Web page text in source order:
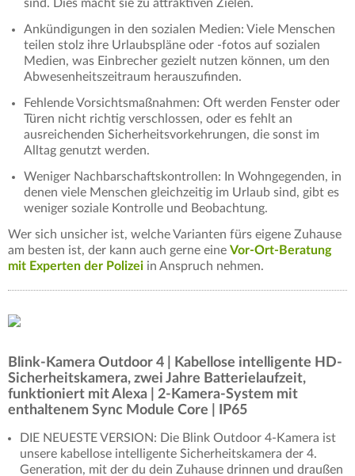
sind. Dies macht sie zu attraktiven Zielen.
Ankündigungen in den sozialen Medien: Viele Menschen
teilen stolz ihre Urlaubspläne oder -fotos auf sozialen
Medien, was Einbrecher gezielt nutzen können, um den
Abwesenheitszeitraum herauszufinden.
Fehlende Vorsichtsmaßnahmen: Oft werden Fenster oder
Türen nicht richtig verschlossen, oder es fehlt an
ausreichenden Sicherheitsvorkehrungen, die sonst im
Alltag genutzt werden.
Weniger Nachbarschaftskontrollen: In Wohngegenden, in
denen viele Menschen gleichzeitig im Urlaub sind, gibt es
weniger soziale Kontrolle und Beobachtung.
Wer sich unsicher ist, welche Varianten fürs eigene Zuhause
am besten ist, der kann auch gerne eine Vor-Ort-Beratung
mit Experten der Polizei in Anspruch nehmen.
Blink-Kamera Outdoor 4 | Kabellose intelligente HD-
Sicherheitskamera, zwei Jahre Batterielaufzeit,
funktioniert mit Alexa | 2-Kamera-System mit
enthaltenem Sync Module Core | IP65
DIE NEUESTE VERSION: Die Blink Outdoor 4-Kamera ist
unsere kabellose intelligente Sicherheitskamera der 4.
Generation, mit der du dein Zuhause drinnen und draußen